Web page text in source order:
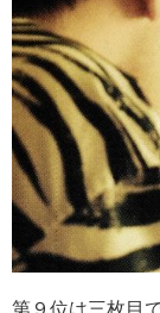
第９位は三枚目